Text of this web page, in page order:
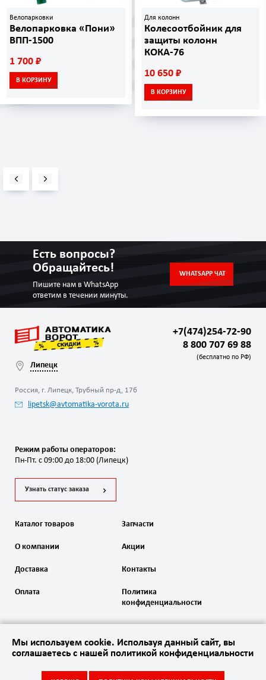
Велопарковки
Велопарковка «Пони»
ВПП-1500
1 700 ₽
В КОРЗИНУ
Для колонн
Колесоотбойник для
защиты колонн
КОКА-76
10 650 ₽
В КОРЗИНУ
Есть вопросы?
Обращайтесь!
Пишите нам в WhatsApp
ответим в течении минуты.
WHATSAPP ЧАТ
Липецк
Россия, г. Липецк, Трубный пр-д, 17б
lipetsk@avtomatika-vorota.ru
+7(474)254-72-90
8 800 707 69 88
(бесплатно по РФ)
Режим работы операторов:
Пн-Пт. с 09:00 до 18:00 (Липецк)
Узнать статус заказа
Каталог товаров Запчасти
О компании
Доставка
Оплата
Акции
Контакты
Политика
конфиденциальности
Мы используем cookie. Используя данный сайт, вы
соглашаетесь с нашей политикой конфиденциальности